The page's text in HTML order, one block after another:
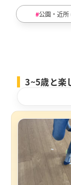
公園・近所
3~5歳と楽